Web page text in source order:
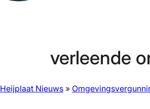
verleende
Heijplaat Nieuws »